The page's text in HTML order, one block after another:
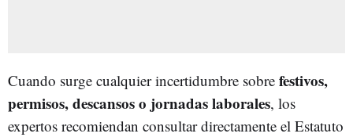
Cuando surge cualquier incertidumbre sobre festivos,
permisos, descansos o jornadas laborales, los
expertos recomiendan consultar directamente el Estatuto